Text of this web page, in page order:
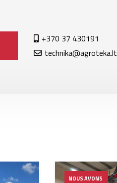
+370 37 430191
technika@agroteka.lt
NOUS AVONS